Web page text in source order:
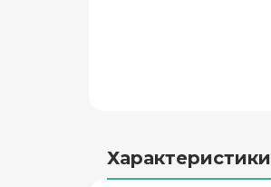
Характеристики